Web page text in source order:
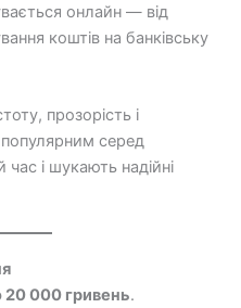
онлайн — від
коштів на банківську
прозорість і
серед
час і шукають надійні
20 000 гривень.